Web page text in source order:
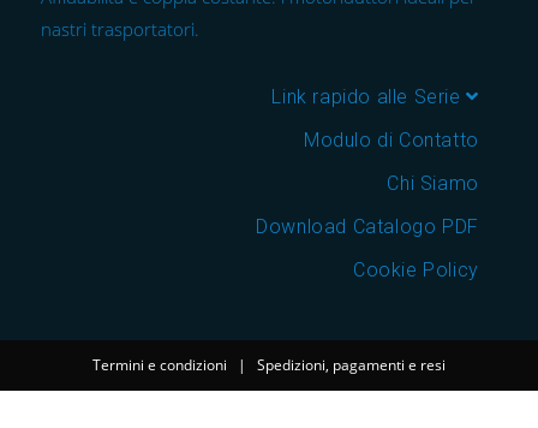
nastri trasportatori.
Link rapido alle Serie
Modulo di Contatto
Chi Siamo
Download Catalogo PDF
Cookie Policy
Termini e condizioni | Spedizioni, pagamenti e resi